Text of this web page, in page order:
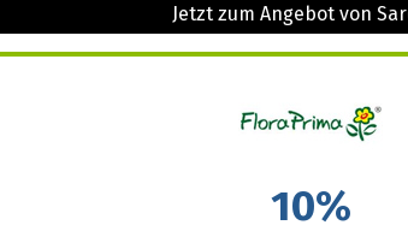
Jetzt zum Angebot von
10%